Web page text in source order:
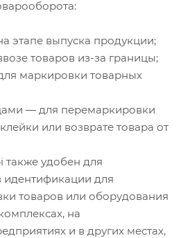
этапе выпуска продукции;
товаров из-за границы;
маркировки товарных
— для перемаркировки
или возврате товара от
также удобен для
идентификации для
товаров или оборудования
на
и в других местах,